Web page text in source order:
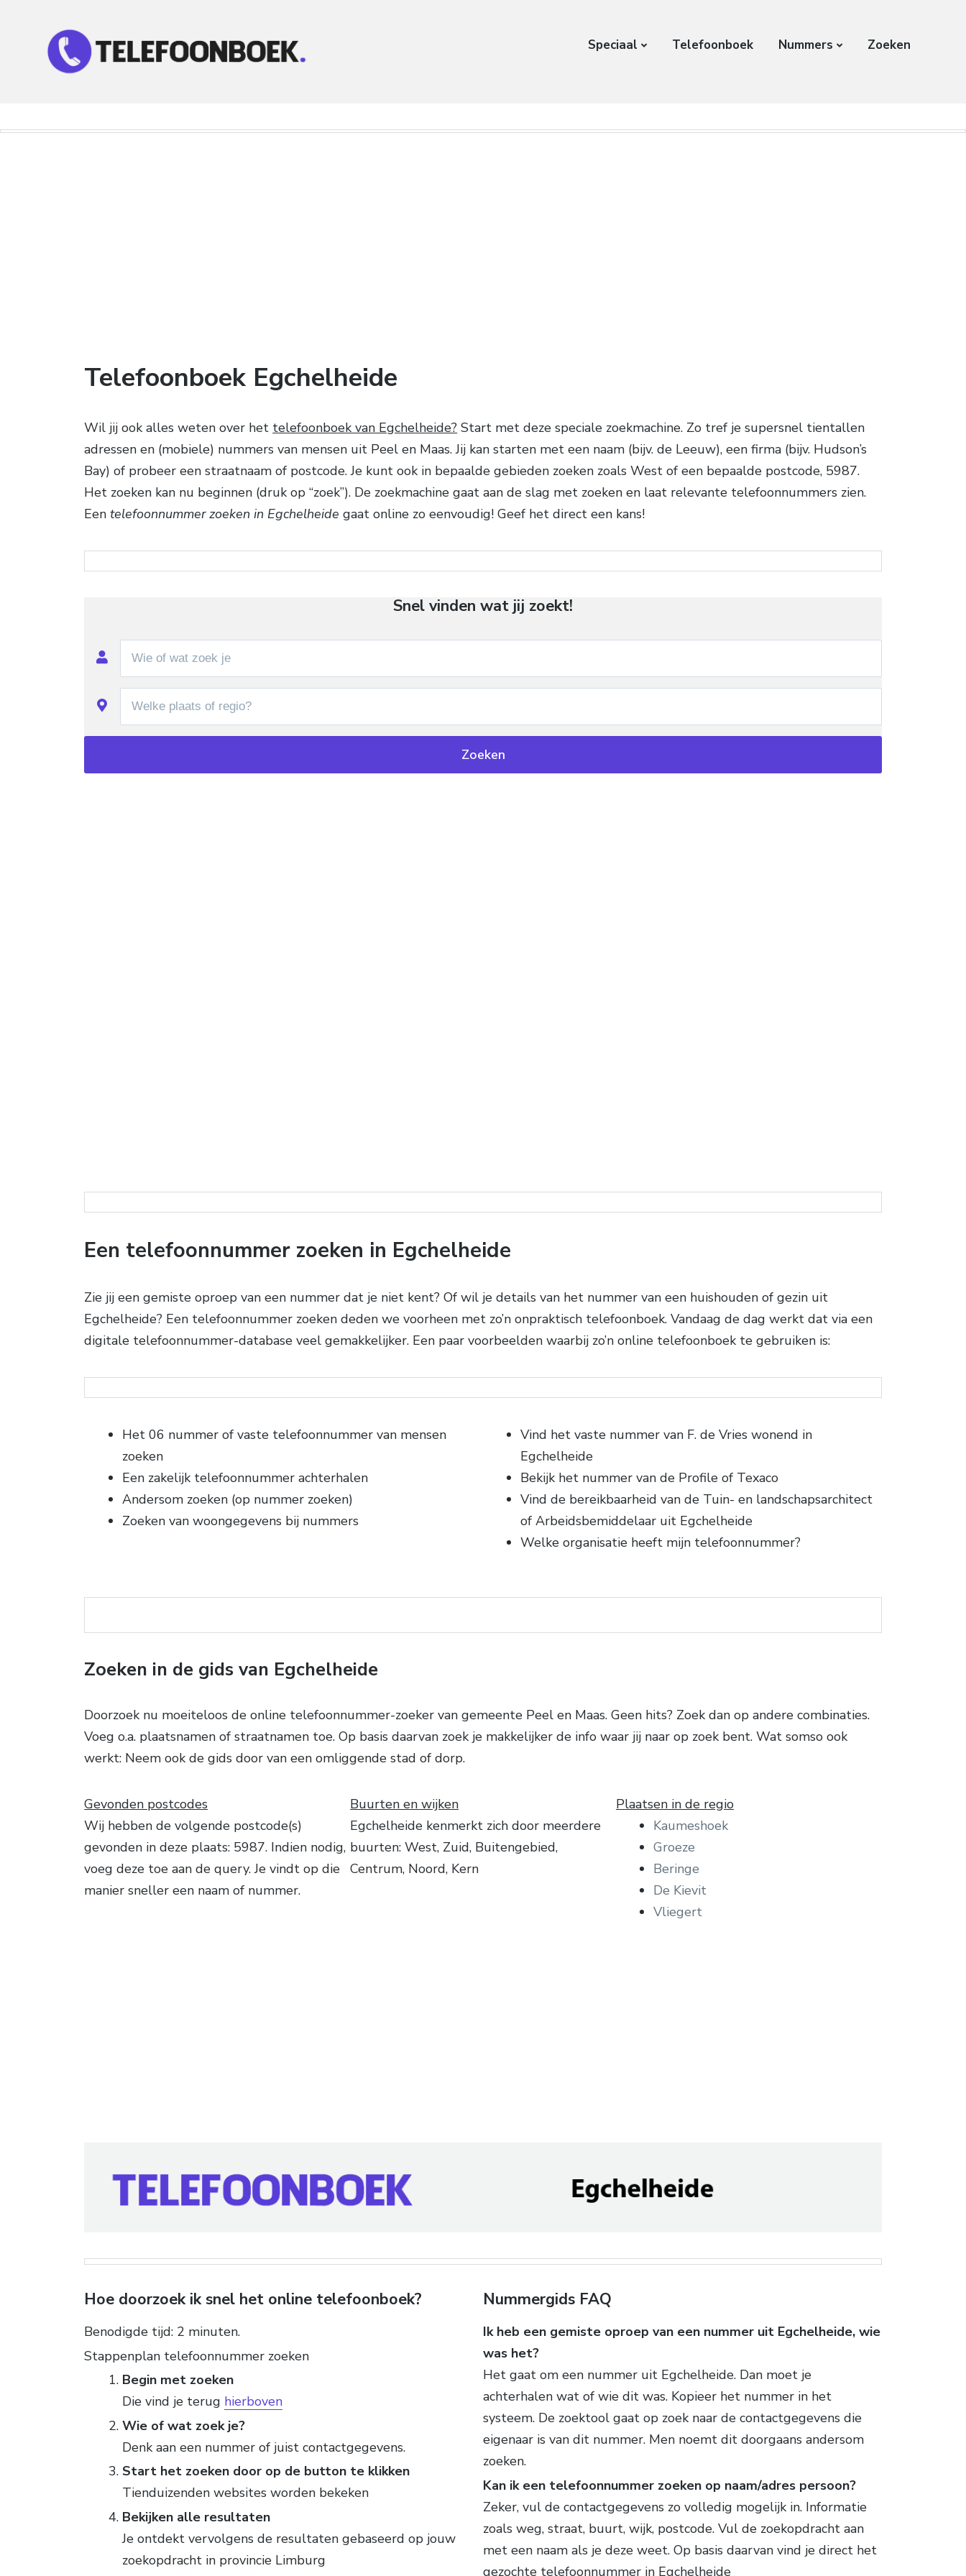
Speciaal Telefoonboek Nummers Zoeken
Telefoonboek Egchelheide
Wil jij ook alles weten over het telefoonboek van Egchelheide? Start met deze speciale zoekmachine. Zo tref je supersnel tientallen
adressen en (mobiele) nummers van mensen uit Peel en Maas. Jij kan starten met een naam (bijv. de Leeuw), een firma (bijv. Hudson’s
Bay) of probeer een straatnaam of postcode. Je kunt ook in bepaalde gebieden zoeken zoals West of een bepaalde postcode, 5987.
Het zoeken kan nu beginnen (druk op “zoek”). De zoekmachine gaat aan de slag met zoeken en laat relevante telefoonnummers zien.
Eentelefoonnummer zoeken in Egchelheide gaat online zo eenvoudig! Geef het direct een kans!
Snel vinden wat jij zoekt!
Een telefoonnummer zoeken in Egchelheide
Zie jij een gemiste oproep van een nummer dat je niet kent? Of wil je details van het nummer van een huishouden of gezin uit
Egchelheide? Een telefoonnummer zoeken deden we voorheen met zo’n onpraktisch telefoonboek. Vandaag de dag werkt dat via een
digitale telefoonnummer-database veel gemakkelijker. Een paar voorbeelden waarbij zo’n online telefoonboek te gebruiken is:
Het 06 nummer of vaste telefoonnummer van mensen
zoeken
Een zakelijk telefoonnummer achterhalen
Andersom zoeken (op nummer zoeken)
Zoeken van woongegevens bij nummers
Vind het vaste nummer van F. de Vries wonend in
Egchelheide
Bekijk het nummer van de Profile of Texaco
Vind de bereikbaarheid van de Tuin- en landschapsarchitect
of Arbeidsbemiddelaar uit Egchelheide
Welke organisatie heeft mijn telefoonnummer?
Zoeken in de gids van Egchelheide
Doorzoek nu moeiteloos de online telefoonnummer-zoeker van gemeente Peel en Maas. Geen hits? Zoek dan op andere combinaties.
Voeg o.a. plaatsnamen of straatnamen toe. Op basis daarvan zoek je makkelijker de info waar jij naar op zoek bent. Wat somso ook
werkt: Neem ook de gids door van een omliggende stad of dorp.
Gevonden postcodes
Wij hebben de volgende postcode(s)
gevonden in deze plaats: 5987. Indien nodig,
voeg deze toe aan de query. Je vindt op die
manier sneller een naam of nummer.
Buurten en wijken
Egchelheide kenmerkt zich door meerdere
buurten: West, Zuid, Buitengebied,
Centrum, Noord, Kern
Plaatsen in de regio
Kaumeshoek
Groeze
Beringe
De Kievit
Vliegert
Hoe doorzoek ik snel het online telefoonboek?
Benodigde tijd: 2 minuten.
Stappenplan telefoonnummer zoeken
Begin met zoeken
Die vind je terug hierboven
Wie of wat zoek je?
Denk aan een nummer of juist contactgegevens.
Start het zoeken door op de button te klikken
Tienduizenden websites worden bekeken
Bekijken alle resultaten
Je ontdekt vervolgens de resultaten gebaseerd op jouw
zoekopdracht in provincie Limburg
Nummergids FAQ
Ik heb een gemiste oproep van een nummer uit Egchelheide, wie
was het?
Het gaat om een nummer uit Egchelheide. Dan moet je
achterhalen wat of wie dit was. Kopieer het nummer in het
systeem. De zoektool gaat op zoek naar de contactgegevens die
eigenaar is van dit nummer. Men noemt dit doorgaans andersom
zoeken.
Kan ik een telefoonnummer zoeken op naam/adres persoon?
Zeker, vul de contactgegevens zo volledig mogelijk in. Informatie
zoals weg, straat, buurt, wijk, postcode. Vul de zoekopdracht aan
met een naam als je deze weet. Op basis daarvan vind je direct het
gezochte telefoonnummer in Egchelheide